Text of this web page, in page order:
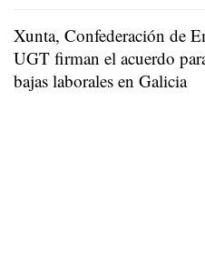
Xunta, Confederación de
UGT firman el acuerdo
bajas laborales en Galicia